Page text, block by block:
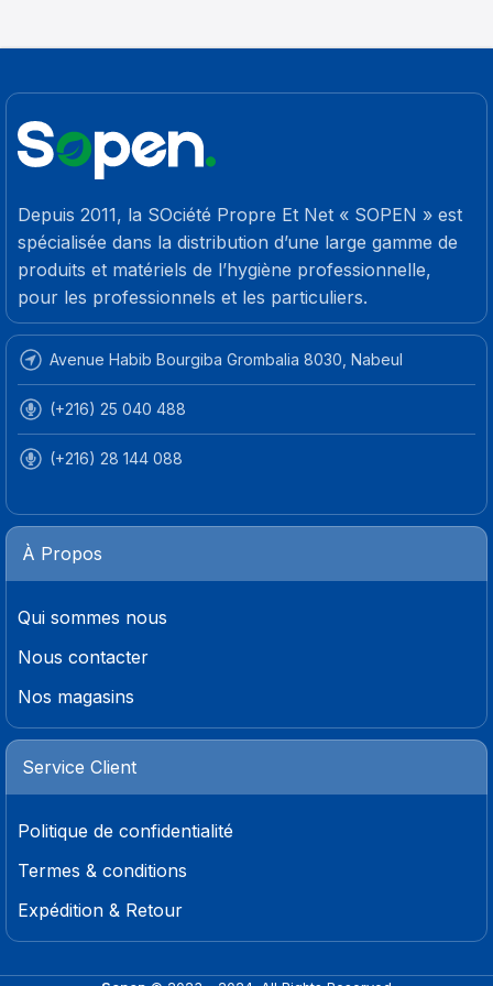
Depuis 2011, la SOciété Propre Et Net « SOPEN » est
spécialisée dans la distribution d’une large gamme de
produits et matériels de l’hygiène professionnelle,
pour les professionnels et les particuliers.
Avenue Habib Bourgiba Grombalia 8030, Nabeul
(+216) 25 040 488
(+216) 28 144 088
À Propos
Qui sommes nous
Nous contacter
Nos magasins
Service Client
Politique de confidentialité
Termes & conditions
Expédition & Retour